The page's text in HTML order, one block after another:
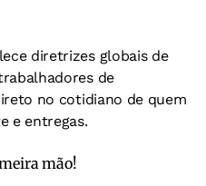
diretrizes globais de
de
no cotidiano de quem
e entregas.
mão!